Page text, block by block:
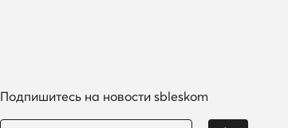
Подпишитесь на новости sbleskom